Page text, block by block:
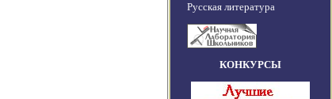
Русская литература
КОНКУРСЫ